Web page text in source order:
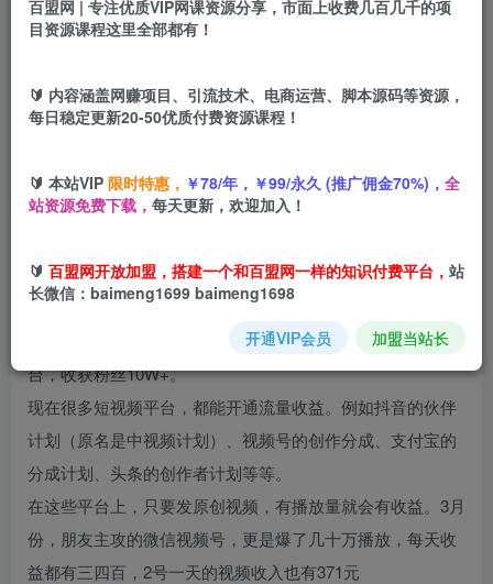
盟币
立即购买
我有个朋友，专攻猫咪做饭这个赛道，就是使用网上很火的
几款AI软件，然后把猫咪拟人化，剪辑发到各个短视频平
台，收获粉丝10W+。
现在很多短视频平台，都能开通流量收益。例如抖音的伙伴
计划（原名是中视频计划）、视频号的创作分成、支付宝的
分成计划、头条的创作者计划等等。
在这些平台上，只要发原创视频，有播放量就会有收益。3月
份，朋友主攻的微信视频号，更是爆了几十万播放，每天收
益都有三四百，2号一天的视频收入也有371元
百盟网 | 专注优质VIP网课资源分享，市面上收费几百几千的项
目资源课程这里全部都有！
🔰 内容涵盖网赚项目、引流技术、电商运营、脚本源码等资源，
每日稳定更新20-50优质付费资源课程！
🔰 本站VIP 限时特惠， ￥78/年，￥99/永久 (推广佣金70%)， 全
站资源免费下载， 每天更新，欢迎加入！
🔰 百盟网开放加盟，搭建一个和百盟网一样的知识付费平台， 站
长微信：baimeng1699 baimeng1698
开通VIP会员 加盟当站长